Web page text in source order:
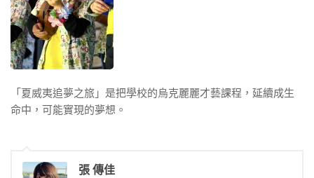
「夏威夷追夢之旅」是把學校的烏克麗麗才藝課程，延續成生
命中，可能實現的夢想。
張 傳佳